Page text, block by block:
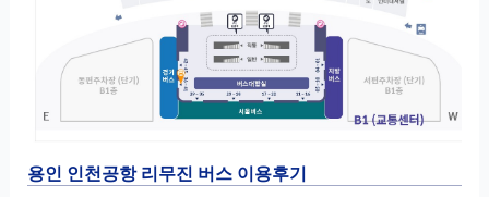
용인 인천공항 리무진 버스 이용후기